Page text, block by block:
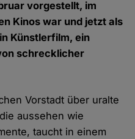
vorgestellt, im
Kinos war und jetzt als
Künstlerfilm, ein
schrecklicher
Vorstadt über uralte
aussehen wie
taucht in einem